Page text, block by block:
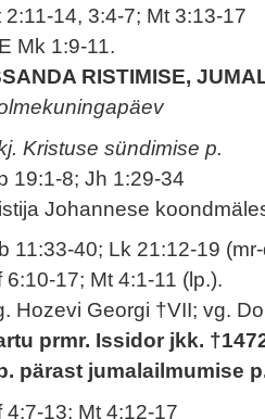
2:11-14, 3:4-7; Mt 3:13-17
Mk 1:9-11.
RISTIMISE,
Kristuse sündimise p.
19:1-8; Jh 1:29-34
Johannese
11:33-40; Lk 21:12-19
6:10-17; Mt 4:1-11 (lp.).
Hozevi Georgi †VII; vg.
prmr. Issidor jkk.
pärast jumalailmumise
4:7-13; Mt 4:12-17